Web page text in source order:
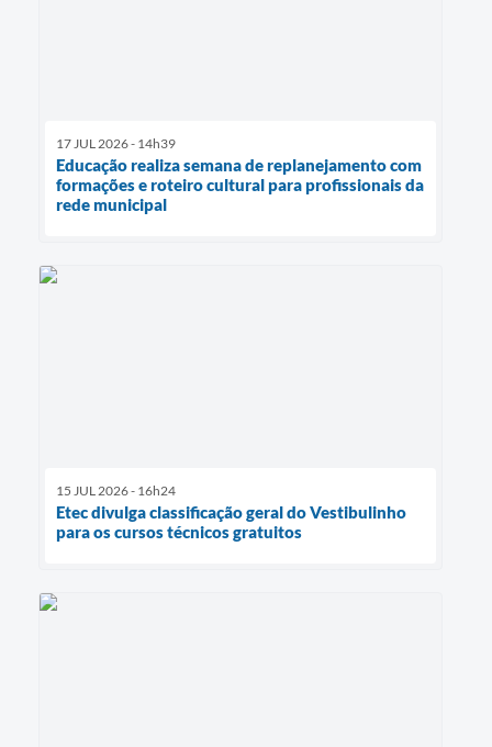
17 JUL 2026 - 14h39
Educação realiza semana de replanejamento com
formações e roteiro cultural para profissionais da
rede municipal
15 JUL 2026 - 16h24
Etec divulga classificação geral do Vestibulinho
para os cursos técnicos gratuitos